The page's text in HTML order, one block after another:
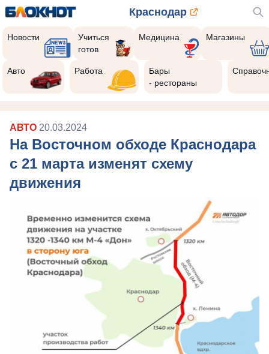
Краснодар
Новости
Учиться
готов
Медицина Магазины
Авто Работа
Бары
- рестораны
АВТО 20.03.2024
На Восточном обходе Краснодара
с 21 марта изменят схему
движения
Реклама закроется через: